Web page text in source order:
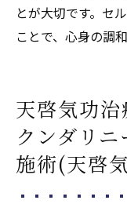
とが大切です。セ
ことで、心身の調
天啓気功
クンダリ
施術(天啓